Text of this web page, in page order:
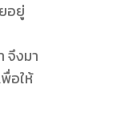
อยู่
จึงมา
อให้